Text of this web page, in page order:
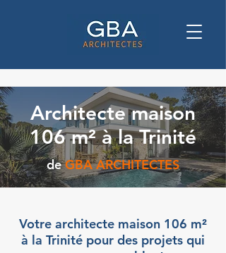
Architecte maison
106 m² à la Trinité
de GBA ARCHITECTES
Votre architecte maison 106 m²
à la Trinité pour des projets qui